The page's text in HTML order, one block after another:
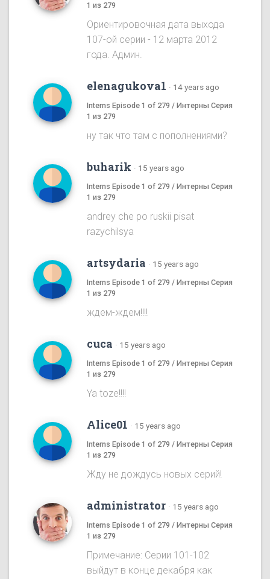
1 из 279
Ориентировочная дата выхода
107-ой серии - 12 марта 2012
года. Админ.
elenagukova1 · 14 years ago
Interns Episode 1 of 279 / Интерны Серия
1 из 279
ну так что там с пополнениями?
buharik · 15 years ago
Interns Episode 1 of 279 / Интерны Серия
1 из 279
andrey che po ruskii pisat
razychilsya
artsydaria · 15 years ago
Interns Episode 1 of 279 / Интерны Серия
1 из 279
ждем-ждем!!!!
cuca · 15 years ago
Interns Episode 1 of 279 / Интерны Серия
1 из 279
Ya toze!!!!
Alice01 · 15 years ago
Interns Episode 1 of 279 / Интерны Серия
1 из 279
Жду не дождусь новых серий!
administrator · 15 years ago
Interns Episode 1 of 279 / Интерны Серия
1 из 279
Примечание: Серии 101-102
выйдут в конце декабря как